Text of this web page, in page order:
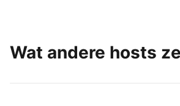
Wat andere hosts